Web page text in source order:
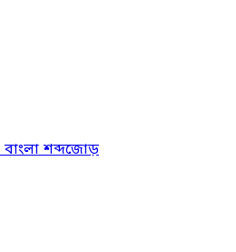
বাংলাশব্দজোড়